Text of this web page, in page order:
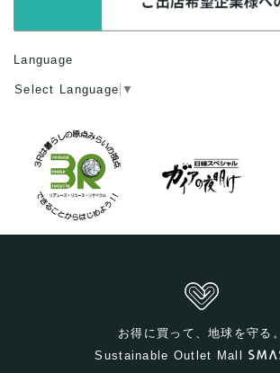
Language
Select Language ▼
お得に買って、地球を守る。
Sustainable Outlet Mall